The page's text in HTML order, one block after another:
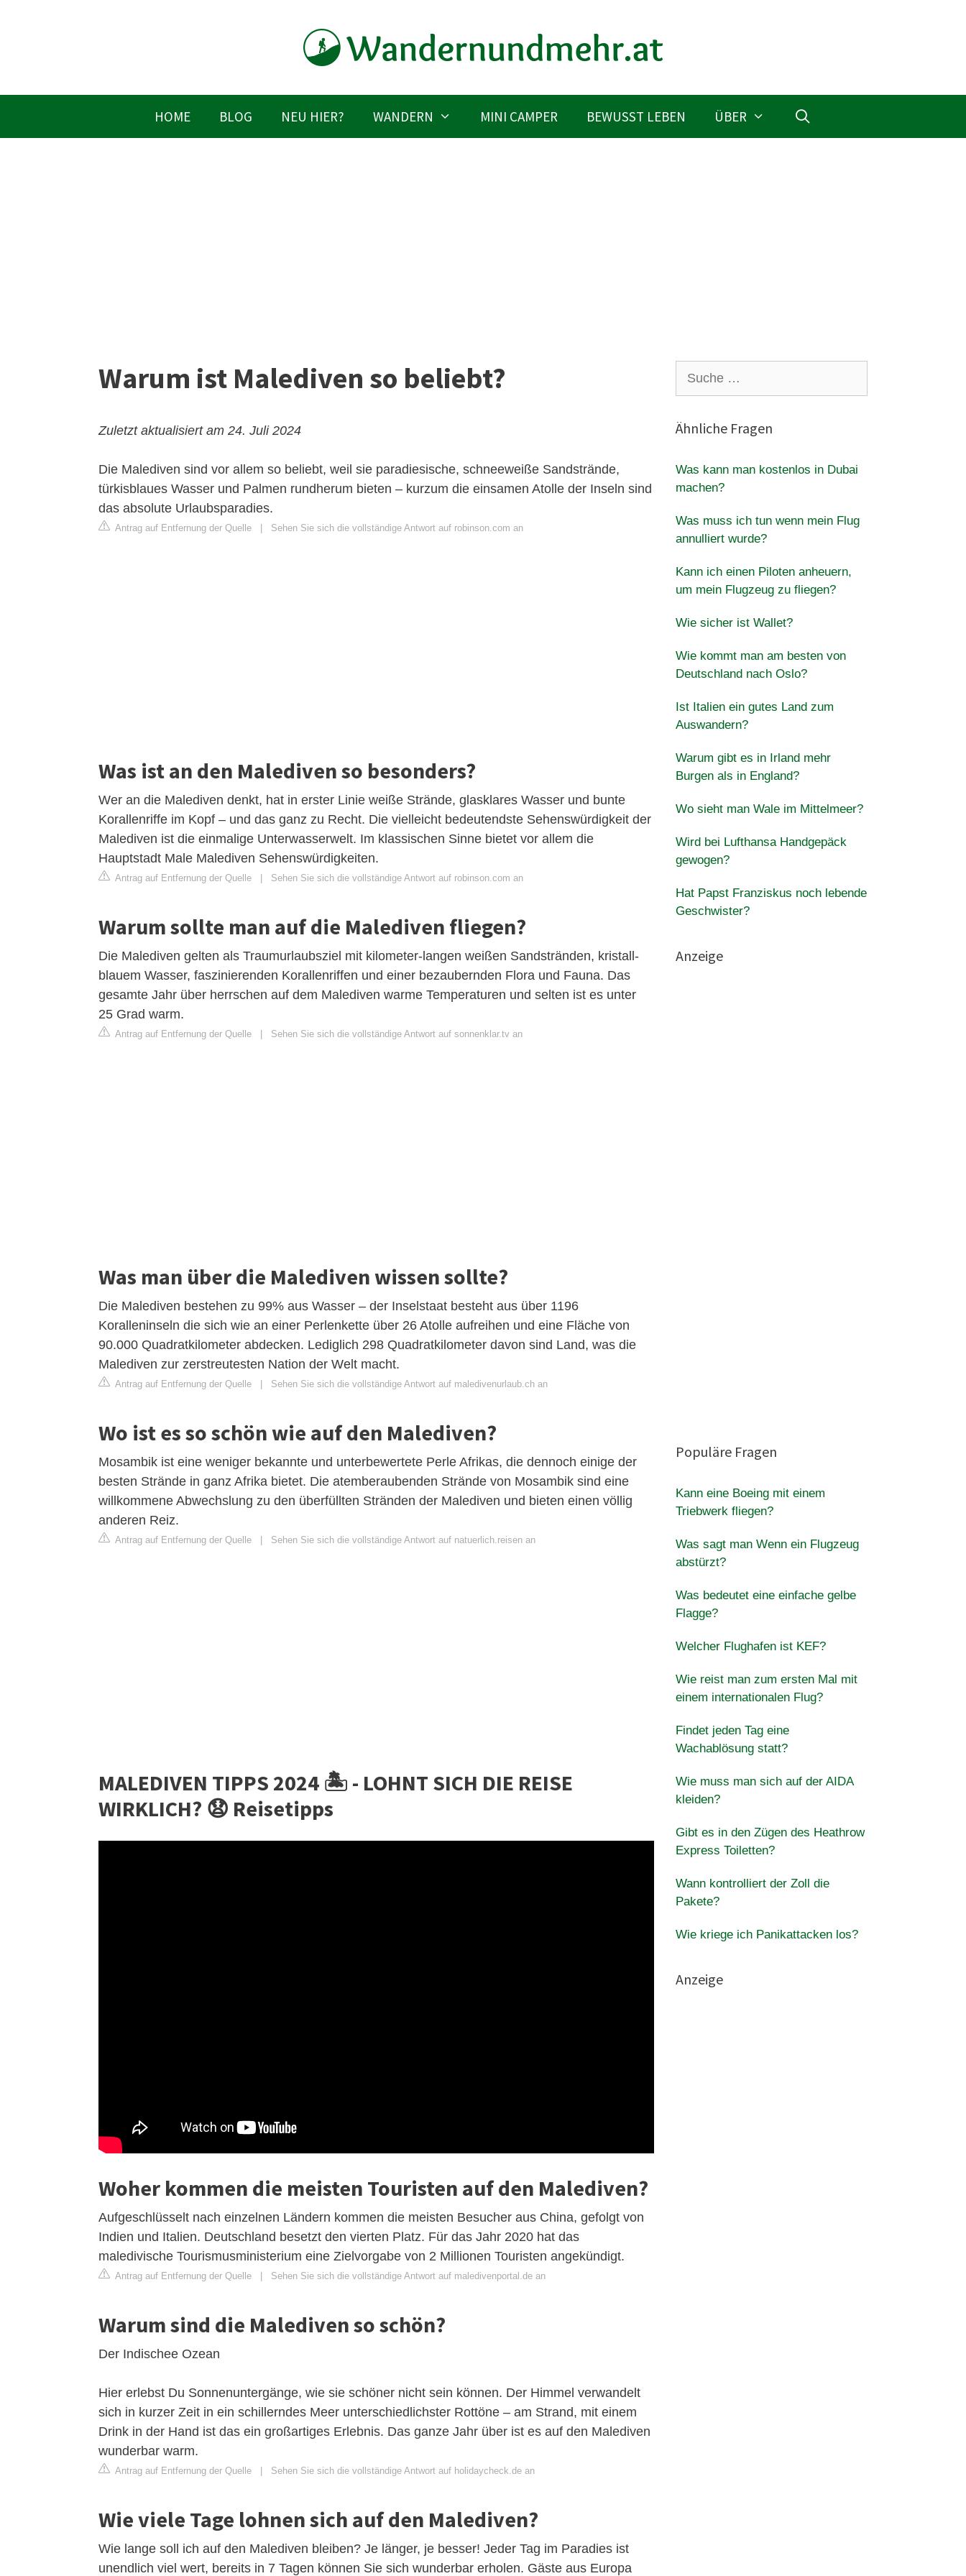
HOME BLOG NEU HIER? WANDERN MINI CAMPER BEWUSST LEBEN ÜBER
Warum ist Malediven so beliebt?
Zuletzt aktualisiert am 24. Juli 2024
Die Malediven sind vor allem so beliebt, weil sie paradiesische, schneeweiße Sandstrände,
türkisblaues Wasser und Palmen rundherum bieten – kurzum die einsamen Atolle der Inseln sind
das absolute Urlaubsparadies.
Antrag auf Entfernung der Quelle Sehen Sie sich die vollständige Antwort auf robinson.com an
Was ist an den Malediven so besonders?
Wer an die Malediven denkt, hat in erster Linie weiße Strände, glasklares Wasser und bunte
Korallenriffe im Kopf – und das ganz zu Recht. Die vielleicht bedeutendste Sehenswürdigkeit der
Malediven ist die einmalige Unterwasserwelt. Im klassischen Sinne bietet vor allem die
Hauptstadt Male Malediven Sehenswürdigkeiten.
Antrag auf Entfernung der Quelle Sehen Sie sich die vollständige Antwort auf robinson.com an
Warum sollte man auf die Malediven fliegen?
Die Malediven gelten als Traumurlaubsziel mit kilometer-langen weißen Sandstränden, kristall-
blauem Wasser, faszinierenden Korallenriffen und einer bezaubernden Flora und Fauna. Das
gesamte Jahr über herrschen auf dem Malediven warme Temperaturen und selten ist es unter
25 Grad warm.
Antrag auf Entfernung der Quelle Sehen Sie sich die vollständige Antwort auf sonnenklar.tv an
Was man über die Malediven wissen sollte?
Die Malediven bestehen zu 99% aus Wasser – der Inselstaat besteht aus über 1196
Koralleninseln die sich wie an einer Perlenkette über 26 Atolle aufreihen und eine Fläche von
90.000 Quadratkilometer abdecken. Lediglich 298 Quadratkilometer davon sind Land, was die
Malediven zur zerstreutesten Nation der Welt macht.
Antrag auf Entfernung der Quelle Sehen Sie sich die vollständige Antwort auf maledivenurlaub.ch an
Wo ist es so schön wie auf den Malediven?
Mosambik ist eine weniger bekannte und unterbewertete Perle Afrikas, die dennoch einige der
besten Strände in ganz Afrika bietet. Die atemberaubenden Strände von Mosambik sind eine
willkommene Abwechslung zu den überfüllten Stränden der Malediven und bieten einen völlig
anderen Reiz.
Antrag auf Entfernung der Quelle Sehen Sie sich die vollständige Antwort auf natuerlich.reisen an
MALEDIVEN TIPPS 2024 🏝️ - LOHNT SICH DIE REISE
WIRKLICH? 😧 Reisetipps
Woher kommen die meisten Touristen auf den Malediven?
Aufgeschlüsselt nach einzelnen Ländern kommen die meisten Besucher aus China, gefolgt von
Indien und Italien. Deutschland besetzt den vierten Platz. Für das Jahr 2020 hat das
maledivische Tourismusministerium eine Zielvorgabe von 2 Millionen Touristen angekündigt.
Antrag auf Entfernung der Quelle | Sehen Sie sich die vollständige Antwort auf maledivenportal.de an
Warum sind die Malediven so schön?
Der Indischee Ozean
Hier erlebst Du Sonnenuntergänge, wie sie schöner nicht sein können. Der Himmel verwandelt
sich in kurzer Zeit in ein schillerndes Meer unterschiedlichster Rottöne – am Strand, mit einem
Drink in der Hand ist das ein großartiges Erlebnis. Das ganze Jahr über ist es auf den Malediven
wunderbar warm.
Antrag auf Entfernung der Quelle | Sehen Sie sich die vollständige Antwort auf holidaycheck.de an
Wie viele Tage lohnen sich auf den Malediven?
Wie lange soll ich auf den Malediven bleiben? Je länger, je besser! Jeder Tag im Paradies ist
unendlich viel wert, bereits in 7 Tagen können Sie sich wunderbar erholen. Gäste aus Europa
nach:
Ähnliche Fragen
Was kann man kostenlos in Dubai
machen?
Was muss ich tun wenn mein Flug
annulliert wurde?
Kann ich einen Piloten anheuern,
um mein Flugzeug zu fliegen?
Wie sicher ist Wallet?
Wie kommt man am besten von
Deutschland nach Oslo?
Ist Italien ein gutes Land zum
Auswandern?
Warum gibt es in Irland mehr
Burgen als in England?
Wo sieht man Wale im Mittelmeer?
Wird bei Lufthansa Handgepäck
gewogen?
Hat Papst Franziskus noch lebende
Geschwister?
Anzeige
Populäre Fragen
Kann eine Boeing mit einem
Triebwerk fliegen?
Was sagt man Wenn ein Flugzeug
abstürzt?
Was bedeutet eine einfache gelbe
Flagge?
Welcher Flughafen ist KEF?
Wie reist man zum ersten Mal mit
einem internationalen Flug?
Findet jeden Tag eine
Wachablösung statt?
Wie muss man sich auf der AIDA
kleiden?
Gibt es in den Zügen des Heathrow
Express Toiletten?
Wann kontrolliert der Zoll die
Pakete?
Wie kriege ich Panikattacken los?
Anzeige